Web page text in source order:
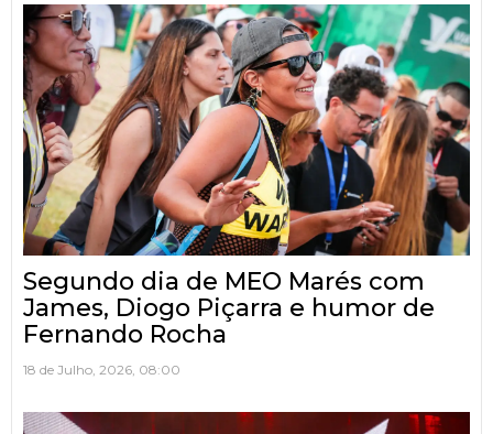
Segundo dia de MEO Marés com
James, Diogo Piçarra e humor de
Fernando Rocha
18 de Julho, 2026, 08:00